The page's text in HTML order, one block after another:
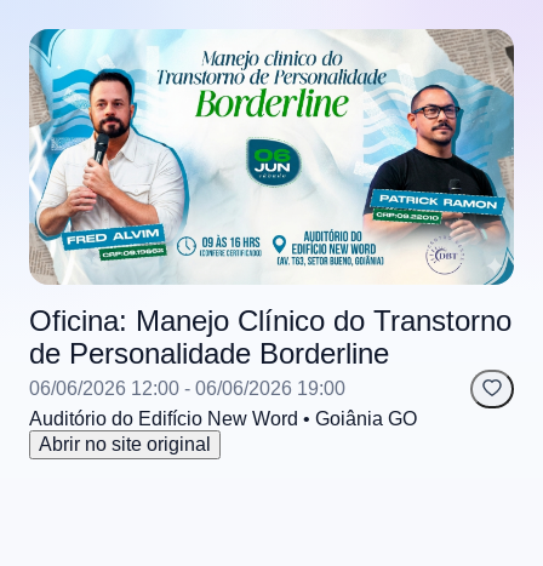
Oficina: Manejo Clínico do Transtorno
de Personalidade Borderline
06/06/2026 12:00 - 06/06/2026 19:00
Auditório do Edifício New Word • Goiânia GO
Abrir no site original